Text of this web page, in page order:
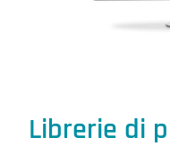
Librerie di